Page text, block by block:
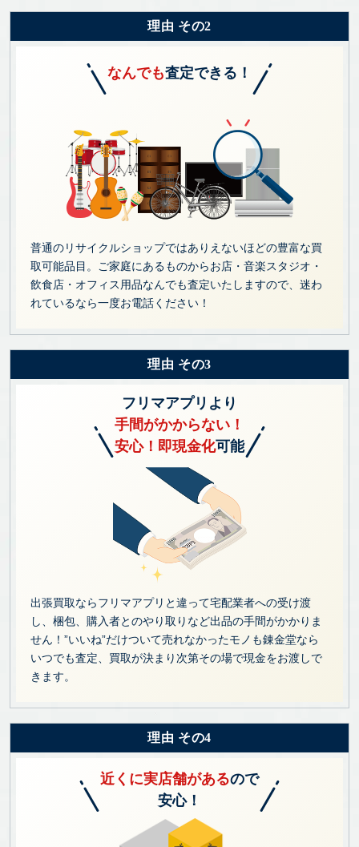
理由 その2
なんでも査定できる！
普通のリサイクルショップではありえないほどの豊富な買
取可能品目。ご家庭にあるものからお店・音楽スタジオ・
飲食店・オフィス用品なんでも査定いたしますので、迷わ
れているなら一度お電話ください！
理由 その3
フリマアプリより
手間がかからない！
安心！即現金化可能
出張買取ならフリマアプリと違って宅配業者への受け渡
し、梱包、購入者とのやり取りなど出品の手間がかかりま
せん！”いいね”だけついて売れなかったモノも錬金堂なら
いつでも査定、買取が決まり次第その場で現金をお渡しで
きます。
理由 その4
近くに実店舗があるので
安心！